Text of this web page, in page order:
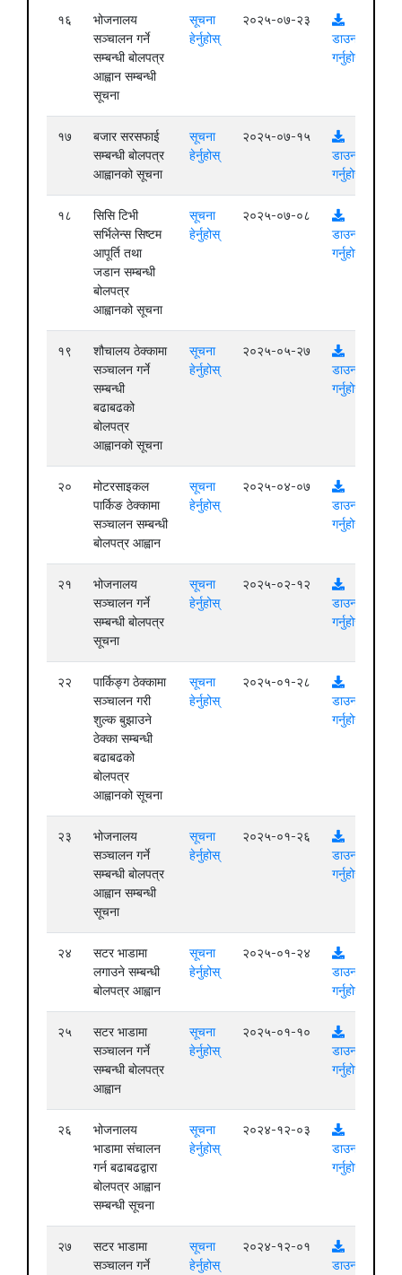
१६
भोजनालय
सञ्चालन गर्ने
सम्बन्धी बोलपत्र
आह्वान सम्बन्धी
सूचना
सूचना
हेर्नुहोस्
२०२५-०७-२३
डाउनलोड
गर्नुहोस्
१७
बजार सरसफाई
सम्बन्धी बोलपत्र
आह्वानको सूचना
सूचना
हेर्नुहोस्
२०२५-०७-१५
डाउनलोड
गर्नुहोस्
१८
सिसि टिभी
सर्भिलेन्स सिष्टम
आपूर्ति तथा
जडान सम्बन्धी
बोलपत्र
आह्वानको सूचना
सूचना
हेर्नुहोस्
२०२५-०७-०८
डाउनलोड
गर्नुहोस्
१९
शौचालय ठेक्कामा
सञ्चालन गर्ने
सम्बन्धी
बढाबढको
बोलपत्र
आह्वानको सूचना
सूचना
हेर्नुहोस्
२०२५-०५-२७
डाउनलोड
गर्नुहोस्
२०
मोटरसाइकल
पार्किङ ठेक्कामा
सञ्चालन सम्बन्धी
बोलपत्र आह्वान
सूचना
हेर्नुहोस्
२०२५-०४-०७
डाउनलोड
गर्नुहोस्
२१
भोजनालय
सञ्चालन गर्ने
सम्बन्धी बोलपत्र
सूचना
सूचना
हेर्नुहोस्
२०२५-०२-१२
डाउनलोड
गर्नुहोस्
२२
पार्किङ्ग ठेक्कामा
सञ्चालन गरी
शुल्क बुझाउने
ठेक्का सम्बन्धी
बढाबढको
बोलपत्र
आह्वानको सूचना
सूचना
हेर्नुहोस्
२०२५-०१-२८
डाउनलोड
गर्नुहोस्
२३
भोजनालय
सञ्चालन गर्ने
सम्बन्धी बोलपत्र
आह्वान सम्बन्धी
सूचना
सूचना
हेर्नुहोस्
२०२५-०१-२६
डाउनलोड
गर्नुहोस्
२४
सटर भाडामा
लगाउने सम्बन्धी
बोलपत्र आह्वान
सूचना
हेर्नुहोस्
२०२५-०१-२४
डाउनलोड
गर्नुहोस्
२५
सटर भाडामा
सञ्चालन गर्ने
सम्बन्धी बोलपत्र
आह्वान
सूचना
हेर्नुहोस्
२०२५-०१-१०
डाउनलोड
गर्नुहोस्
२६
भोजनालय
भाडामा संचालन
गर्न बढाबढद्वारा
बोलपत्र आह्वान
सम्बन्धी सूचना
सूचना
हेर्नुहोस्
२०२४-१२-०३
डाउनलोड
गर्नुहोस्
२७
सटर भाडामा
सञ्चालन गर्ने
सूचना
हेर्नुहोस्
२०२४-१२-०१
डाउनलोड